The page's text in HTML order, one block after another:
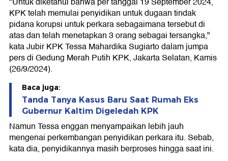
KPK telah memulai penyidikan untuk dugaan tindak
pidana korupsi untuk perkara sebagaimana tersebut di
atas dan telah menetapkan 3 orang sebagai tersangka,"
kata Jubir KPK Tessa Mahardika Sugiarto dalam jumpa
pers di Gedung Merah Putih KPK, Jakarta Selatan, Kamis
(26/9/2024).
Baca juga:
Tanda Tanya Kasus Baru Saat Rumah Eks
Gubernur Kaltim Digeledah KPK
Namun Tessa enggan menyampaikan lebih jauh
mengenai perkembangan penyidikan perkara itu. Sebab,
kata dia, penyidikannya masih berproses hingga saat ini.